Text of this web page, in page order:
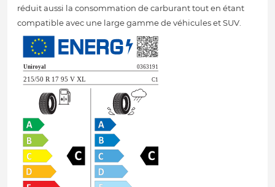
réduit aussi la consommation de carburant tout en étant
compatible avec une large gamme de véhicules et SUV.